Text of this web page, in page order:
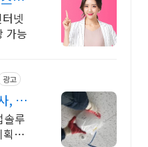
넷
가능
광고
, 건
솔루
광